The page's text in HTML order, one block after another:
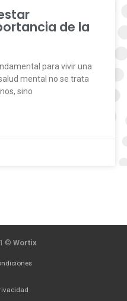
de la
para vivir una
mental no se trata
sino
© Wortix